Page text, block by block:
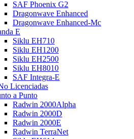
SAF Phoenix G2
Dragonwave Enhanced
Dragonwave Enhanced-Mc
E
Siklu EH710
Siklu EH1200
Siklu EH2500
Siklu EH8010
SAF Integra-E
Licenciadas
a Punto
Radwin 2000Alpha
Radwin 2000D
Radwin 2000E
Radwin TerraNet